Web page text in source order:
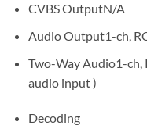
CVBS OutputN/A
Audio Output1-ch,
Two-Way Audio1-ch,
audio input )
Decoding